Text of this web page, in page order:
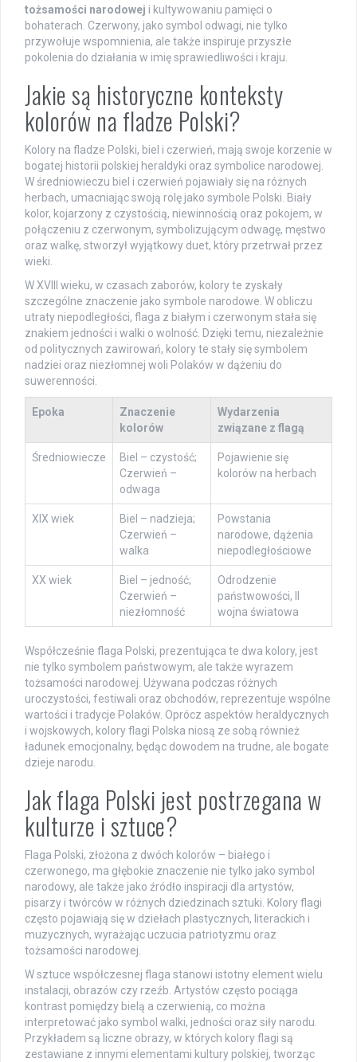
tożsamości narodowej i kultywowaniu pamięci o
bohaterach. Czerwony, jako symbol odwagi, nie tylko
przywołuje wspomnienia, ale także inspiruje przyszłe
pokolenia do działania w imię sprawiedliwości i kraju.
Jakie są historyczne konteksty
kolorów na fladze Polski?
Kolory na fladze Polski, biel i czerwień, mają swoje korzenie w
bogatej historii polskiej heraldyki oraz symbolice narodowej.
W średniowieczu biel i czerwień pojawiały się na różnych
herbach, umacniając swoją rolę jako symbole Polski. Biały
kolor, kojarzony z czystością, niewinnością oraz pokojem, w
połączeniu z czerwonym, symbolizującym odwagę, męstwo
oraz walkę, stworzył wyjątkowy duet, który przetrwał przez
wieki.
W XVIII wieku, w czasach zaborów, kolory te zyskały
szczególne znaczenie jako symbole narodowe. W obliczu
utraty niepodległości, flaga z białym i czerwonym stała się
znakiem jedności i walki o wolność. Dzięki temu, niezależnie
od politycznych zawirowań, kolory te stały się symbolem
nadziei oraz niezłomnej woli Polaków w dążeniu do
suwerenności.
Epoka
Znaczenie
kolorów
Wydarzenia
związane z flagą
Średniowiecze
Biel – czystość;
Czerwień –
odwaga
Pojawienie się
kolorów na herbach
XIX wiek
Biel – nadzieja;
Czerwień –
walka
Powstania
narodowe, dążenia
niepodległościowe
XX wiek
Biel – jedność;
Czerwień –
niezłomność
Odrodzenie
państwowości, II
wojna światowa
Współcześnie flaga Polski, prezentująca te dwa kolory, jest
nie tylko symbolem państwowym, ale także wyrazem
tożsamości narodowej. Używana podczas różnych
uroczystości, festiwali oraz obchodów, reprezentuje wspólne
wartości i tradycje Polaków. Oprócz aspektów heraldycznych
i wojskowych, kolory flagi Polska niosą ze sobą również
ładunek emocjonalny, będąc dowodem na trudne, ale bogate
dzieje narodu.
Jak flaga Polski jest postrzegana w
kulturze i sztuce?
Flaga Polski, złożona z dwóch kolorów – białego i
czerwonego, ma głębokie znaczenie nie tylko jako symbol
narodowy, ale także jako źródło inspiracji dla artystów,
pisarzy i twórców w różnych dziedzinach sztuki. Kolory flagi
często pojawiają się w dziełach plastycznych, literackich i
muzycznych, wyrażając uczucia patriotyzmu oraz
tożsamości narodowej.
W sztuce współczesnej flaga stanowi istotny element wielu
instalacji, obrazów czy rzeźb. Artystów często pociąga
kontrast pomiędzy bielą a czerwienią, co można
interpretować jako symbol walki, jedności oraz siły narodu.
Przykładem są liczne obrazy, w których kolory flagi są
zestawiane z innymi elementami kultury polskiej, tworząc